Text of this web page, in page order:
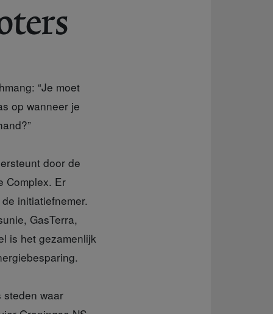
“Je moet
op wanneer je
door de
Complex. Er
initiatiefnemer.
GasTerra,
is het gezamenlijk
steden waar